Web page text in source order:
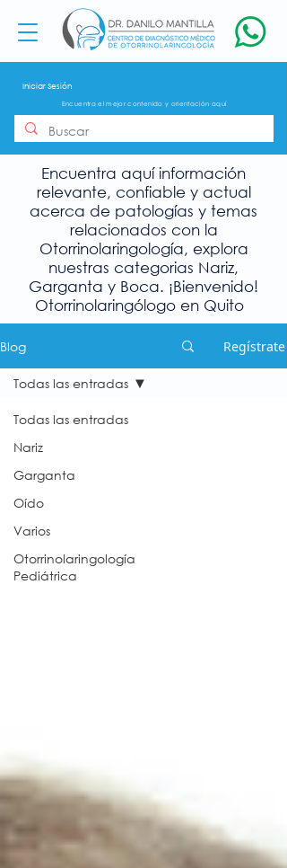
Iniciar Sesión
Encuentra el mejor contenido y orientación aquí
Encuentra aquí información
relevante, confiable y actual
acerca de patologías y temas
relacionados con la
Otorrinolaringología, explora
nuestras categorias Nariz,
Garganta y Boca. ¡Bienvenido!
Otorrinolaringólogo en Quito
Blog Regístrate
Todas las entradas
Nariz
Garganta
Oído
Varios
Otorrinolaringología
Pediátrica
Todas las entradas